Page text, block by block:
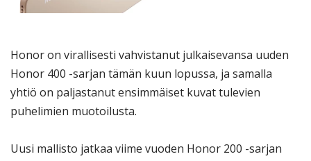
Honor on virallisesti vahvistanut julkaisevansa uuden
Honor 400 -sarjan tämän kuun lopussa, ja samalla
yhtiö on paljastanut ensimmäiset kuvat tulevien
puhelimien muotoilusta.
Uusi mallisto jatkaa viime vuoden Honor 200 -sarjan